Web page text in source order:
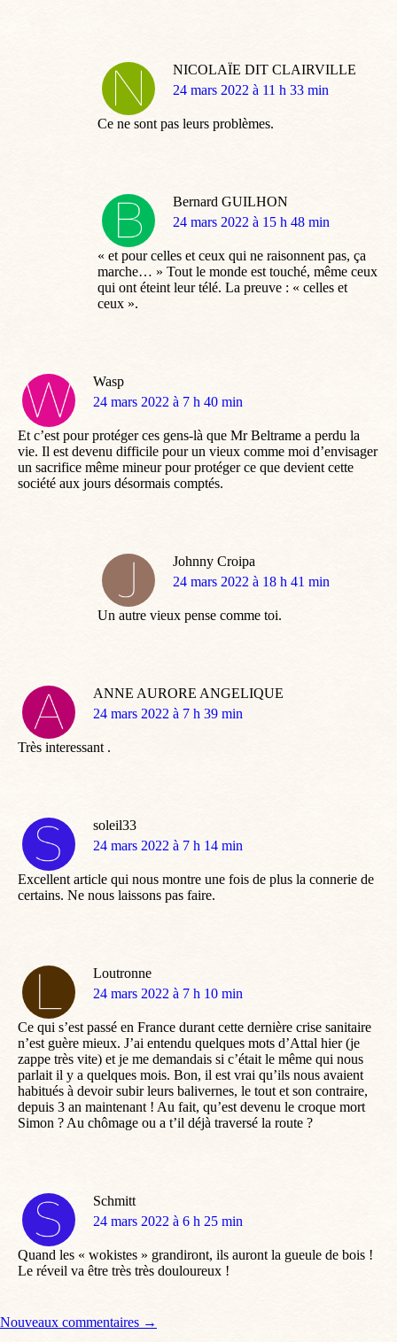
NICOLAÏE DIT CLAIRVILLE
dit
24 mars 2022 à 11 h 33 min
Ce ne sont pas leurs problèmes.
Bernard GUILHON
dit
24 mars 2022 à 15 h 48 min
« et pour celles et ceux qui ne raisonnent pas, ça
marche… » Tout le monde est touché, même ceux
qui ont éteint leur télé. La preuve : « celles et
ceux ».
Wasp
dit
24 mars 2022 à 7 h 40 min
Et c’est pour protéger ces gens-là que Mr Beltrame a perdu la
vie. Il est devenu difficile pour un vieux comme moi d’envisager
un sacrifice même mineur pour protéger ce que devient cette
société aux jours désormais comptés.
Johnny Croipa
dit
24 mars 2022 à 18 h 41 min
Un autre vieux pense comme toi.
ANNE AURORE ANGELIQUE
dit
24 mars 2022 à 7 h 39 min
Très interessant .
soleil33
dit
24 mars 2022 à 7 h 14 min
Excellent article qui nous montre une fois de plus la connerie de
certains. Ne nous laissons pas faire.
Loutronne
dit
24 mars 2022 à 7 h 10 min
Ce qui s’est passé en France durant cette dernière crise sanitaire
n’est guère mieux. J’ai entendu quelques mots d’Attal hier (je
zappe très vite) et je me demandais si c’était le même qui nous
parlait il y a quelques mois. Bon, il est vrai qu’ils nous avaient
habitués à devoir subir leurs balivernes, le tout et son contraire,
depuis 3 an maintenant ! Au fait, qu’est devenu le croque mort
Simon ? Au chômage ou a t’il déjà traversé la route ?
Schmitt
dit
24 mars 2022 à 6 h 25 min
Quand les « wokistes » grandiront, ils auront la gueule de bois !
Le réveil va être très très douloureux !
Navigation de commentaire
Nouveaux commentaires →